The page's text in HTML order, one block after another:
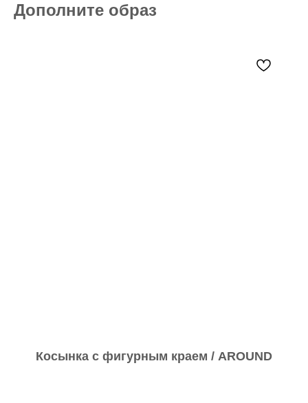
Дополните образ
Косынка с фигурным краем / AROUND